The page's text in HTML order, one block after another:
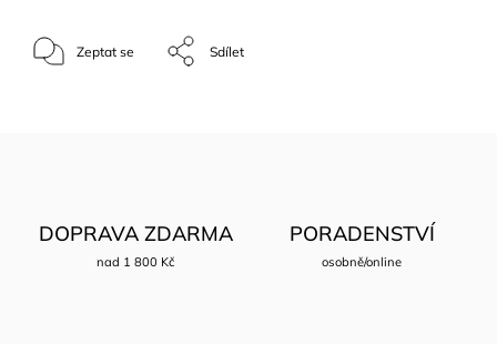
Zeptat se Sdílet
DOPRAVA ZDARMA
nad 1 800 Kč
PORADENSTVÍ
osobně/online